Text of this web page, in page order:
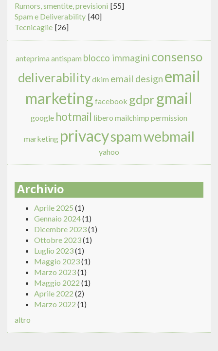
Rumors, smentite, previsioni [55]
Spam e Deliverability [40]
Tecnicaglie [26]
anteprima antispam blocco immagini consenso
deliverabilitydkim email design email
marketing facebook gdpr gmail
google hotmail libero mailchimp permission
marketing privacyspamwebmail
yahoo
Archivio
Aprile 2025 (1)
Gennaio 2024(1)
Dicembre 2023(1)
Ottobre 2023(1)
Luglio 2023(1)
Maggio 2023(1)
Marzo 2023(1)
Maggio 2022 (1)
Aprile 2022 (2)
Marzo 2022 (1)
altro